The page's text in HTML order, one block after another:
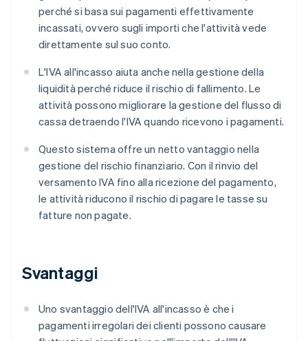
perché si basa sui pagamenti effettivamente
incassati, ovvero sugli importi che l'attività vede
direttamente sul suo conto.
L'IVA all'incasso aiuta anche nella gestione della
liquidità perché riduce il rischio di fallimento. Le
attività possono migliorare la gestione del flusso di
cassa detraendo l'IVA quando ricevono i pagamenti.
Questo sistema offre un netto vantaggio nella
gestione del rischio finanziario. Con il rinvio del
versamento IVA fino alla ricezione del pagamento,
le attività riducono il rischio di pagare le tasse su
fatture non pagate.
Svantaggi
Uno svantaggio dell'IVA all'incasso è che i
pagamenti irregolari dei clienti possono causare